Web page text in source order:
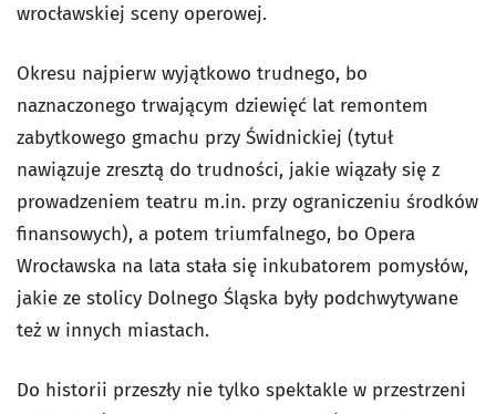
wrocławskiej sceny operowej.
Okresu najpierw wyjątkowo trudnego, bo
naznaczonego trwającym dziewięć lat remontem
zabytkowego gmachu przy Świdnickiej (tytuł
nawiązuje zresztą do trudności, jakie wiązały się z
prowadzeniem teatru m.in. przy ograniczeniu środków
finansowych), a potem triumfalnego, bo Opera
Wrocławska na lata stała się inkubatorem pomysłów,
jakie ze stolicy Dolnego Śląska były podchwytywane
też w innych miastach.
Do historii przeszły nie tylko spektakle w przestrzeni